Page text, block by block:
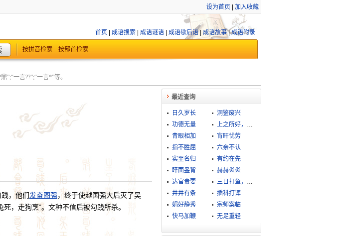
设为首页 加入收藏
首页 成语搜索| 成语谜语| 成语歇后语| 成语故事|成语附录
按拼音检索 按部首检索
一言??”;“一言*”等。
，他们发奋图强，终于使越国强大后灭了吴
，走狗烹”。文种不信后被勾践所杀。
最近查询
日久岁长
洞鉴废兴
功德无量
上之所好，下必从之
青眼相加
宵旰忧劳
指不胜屈
六亲不认
实至名归
有约在先
睟面盎背
赫赫炎炎
达官贵要
三日打鱼，两日晒网
井井有条
插科打诨
娟好静秀
宗师案临
快马加鞭
无足重轻